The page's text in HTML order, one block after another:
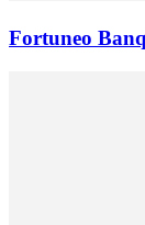
Fortuneo